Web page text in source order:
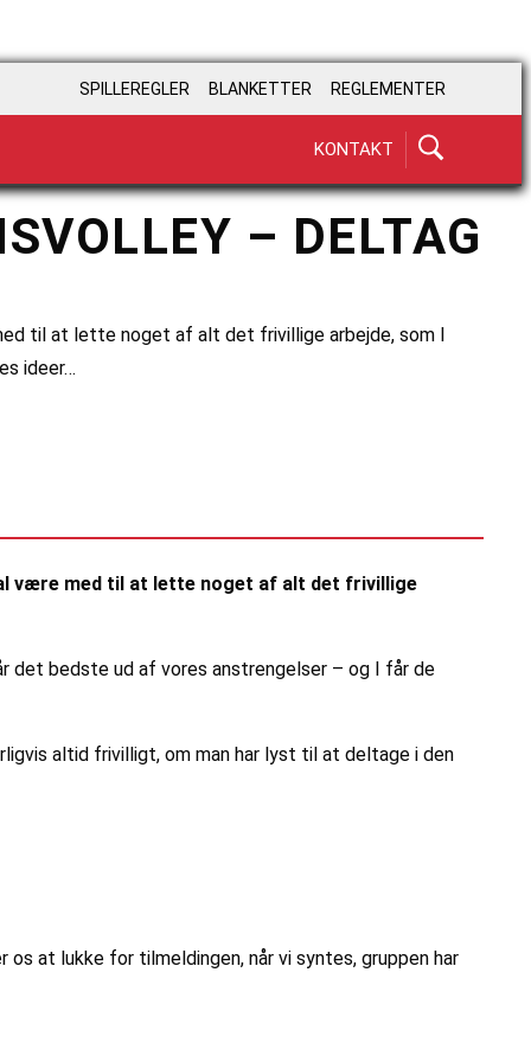
SPILLEREGLER BLANKETTER REGLEMENTER
KONTAKT
– DELTAG
til at lette noget af alt det frivillige arbejde, som I
ideer…
være med til at lette noget af alt det frivillige
det bedste ud af vores anstrengelser – og I får de
altid frivilligt, om man har lyst til at deltage i den
at lukke for tilmeldingen, når vi syntes, gruppen har